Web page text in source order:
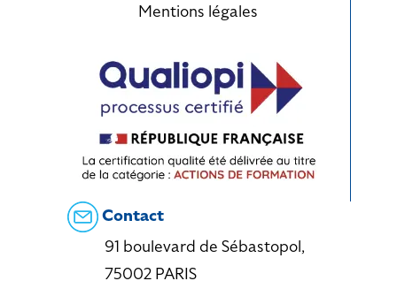
Mentions légales
Contact
91 boulevard de Sébastopol,
75002 PARIS